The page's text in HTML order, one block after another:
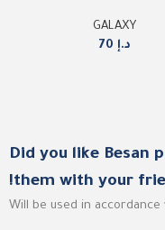
GALAXY
د.إ
Did you like Besan
them with your
Will be used in accordance